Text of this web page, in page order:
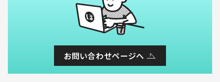
お問い合わせページへ